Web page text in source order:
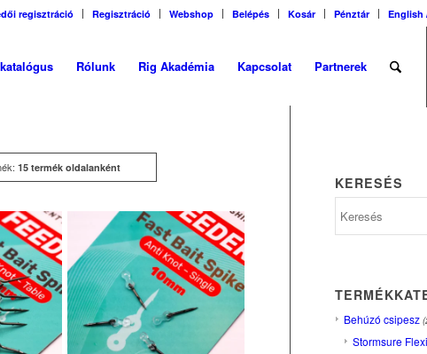
regisztráció Regisztráció Webshop Belépés Kosár Pénztár English
Rólunk Rig Akadémia Kapcsolat Partnerek
15 termék oldalanként
KERESÉS
Behúzó csipesz
Stormsure